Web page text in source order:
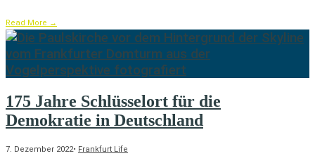
Read More →
175 Jahre Schlüsselort für die
Demokratie in Deutschland
7. Dezember 2022• Frankfurt Life